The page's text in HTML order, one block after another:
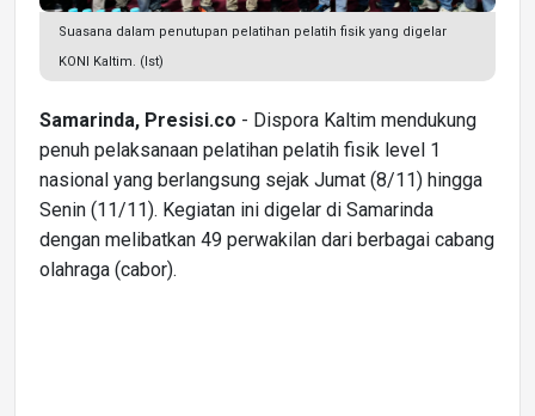
Suasana dalam penutupan pelatihan pelatih fisik yang digelar
KONI Kaltim. (Ist)
Samarinda, Presisi.co - Dispora Kaltim mendukung
penuh pelaksanaan pelatihan pelatih fisik level 1
nasional yang berlangsung sejak Jumat (8/11) hingga
Senin (11/11). Kegiatan ini digelar di Samarinda
dengan melibatkan 49 perwakilan dari berbagai cabang
olahraga (cabor).